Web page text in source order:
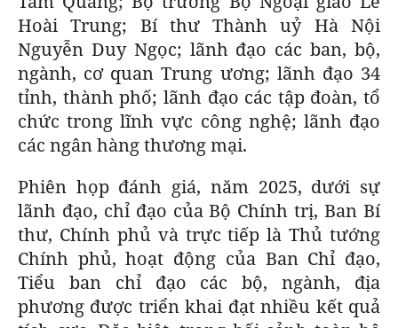
Hoài Trung; Bí thư Thành uỷ Hà Nội
Nguyễn Duy Ngọc; lãnh đạo các ban, bộ,
ngành, cơ quan Trung ương; lãnh đạo 34
tỉnh, thành phố; lãnh đạo các tập đoàn, tổ
chức trong lĩnh vực công nghệ; lãnh đạo
các ngân hàng thương mại.
Phiên họp đánh giá, năm 2025, dưới sự
lãnh đạo, chỉ đạo của Bộ Chính trị, Ban Bí
thư, Chính phủ và trực tiếp là Thủ tướng
Chính phủ, hoạt động của Ban Chỉ đạo,
Tiểu ban chỉ đạo các bộ, ngành, địa
phương được triển khai đạt nhiều kết quả